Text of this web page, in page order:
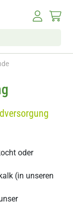
oder
(in unseren